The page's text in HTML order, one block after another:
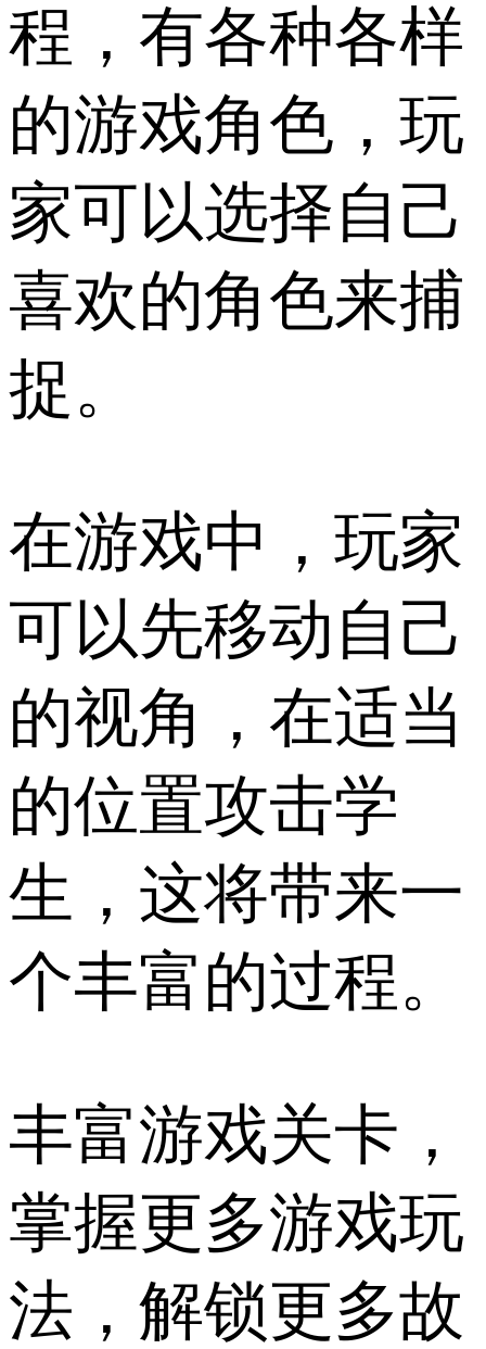
程，有各种各样
的游戏角色，玩
家可以选择自己
喜欢的角色来捕
捉。
在游戏中，玩家
可以先移动自己
的视角，在适当
的位置攻击学
生，这将带来一
个丰富的过程。
丰富游戏关卡，
掌握更多游戏玩
法，解锁更多故